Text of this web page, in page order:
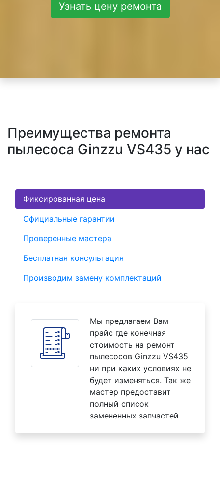
Узнать цену ремонта
Преимущества ремонта
пылесоса Ginzzu VS435 у нас
Фиксированная цена
Официальные гарантии
Проверенные мастера
Бесплатная консультация
Производим замену комплектаций
Мы предлагаем Вам
прайс где конечная
стоимость на ремонт
пылесосов Ginzzu VS435
ни при каких условиях не
будет изменяться. Так же
мастер предоставит
полный список
замененных запчастей.